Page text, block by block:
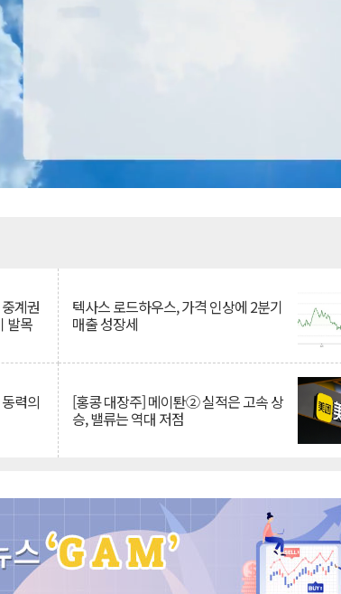
계권
발목
텍사스 로드하우스, 가격 인상에 2분기
매출 성장세
력의 [홍콩 대장주] 메이퇀② 실적은 고속 상
승, 밸류는 역대 저점